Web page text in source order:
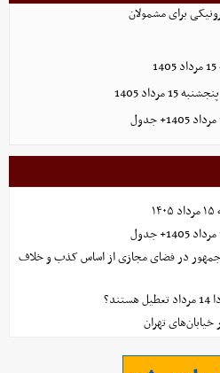
برای مشمولان
جمهور در فضای مجازی از اساس کذب و خلاف
تهران